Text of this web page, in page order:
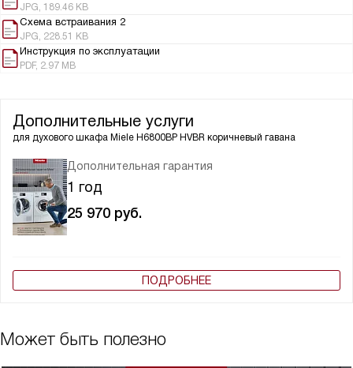
JPG, 189.46 KB
Схема встраивания 2
JPG, 228.51 KB
Инструкция по эксплуатации
PDF, 2.97 MB
Дополнительные услуги
для духового шкафа Miele H6800BP HVBR коричневый гавана
Дополнительная гарантия
1 год
25 970 руб.
ПОДРОБНЕЕ
Может быть полезно